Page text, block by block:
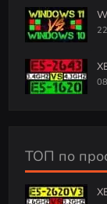
ТОП по